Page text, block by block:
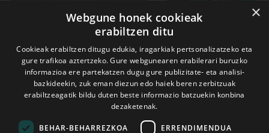
×
Webgune honek cookieak
erabiltzen ditu
Cookieak erabiltzen ditugu edukia, iragarkiak pertsonalizatzeko eta
gure trafikoa aztertzeko. Gure webgunearen erabilerari buruzko
informazioa ere partekatzen dugu gure publizitate- eta analisi-
bazkideekin, zuk eman diezun edo haiek beren zerbitzuak
erabiltzeagatik bildu duten beste informazio batzuekin konbina
dezaketenak.
BEHAR-BEHARREZKOA ERRENDIMENDUA